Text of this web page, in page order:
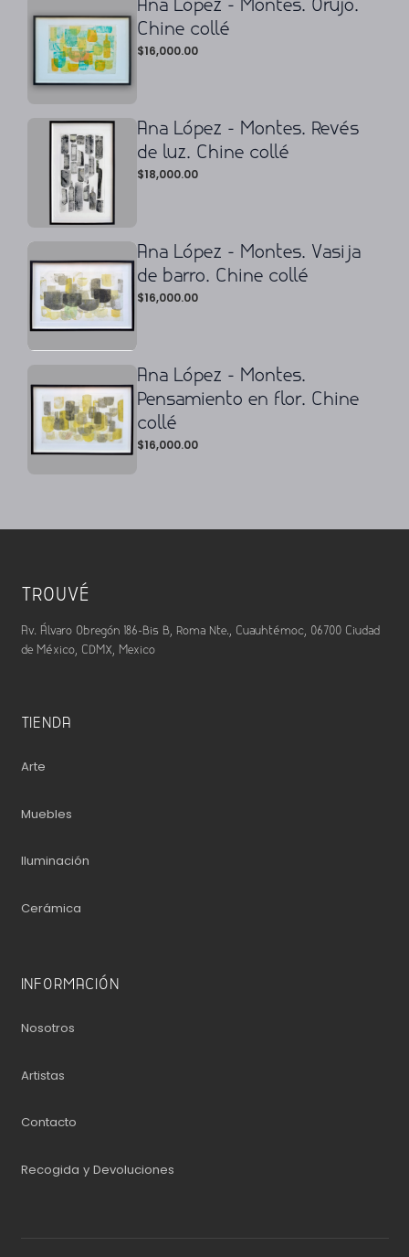
Ana López - Montes. Orujo.
Chine collé
$16,000.00
Ana López - Montes. Revés
de luz. Chine collé
$18,000.00
Ana López - Montes. Vasija
de barro. Chine collé
$16,000.00
Ana López - Montes.
Pensamiento en flor. Chine
collé
$16,000.00
TROUVÉ
Av. Álvaro Obregón 186-Bis B, Roma Nte., Cuauhtémoc, 06700 Ciudad
de México, CDMX, Mexico
TIENDA
Arte
Muebles
Iluminación
Cerámica
INFORMACIÓN
Nosotros
Artistas
Contacto
Recogida y Devoluciones